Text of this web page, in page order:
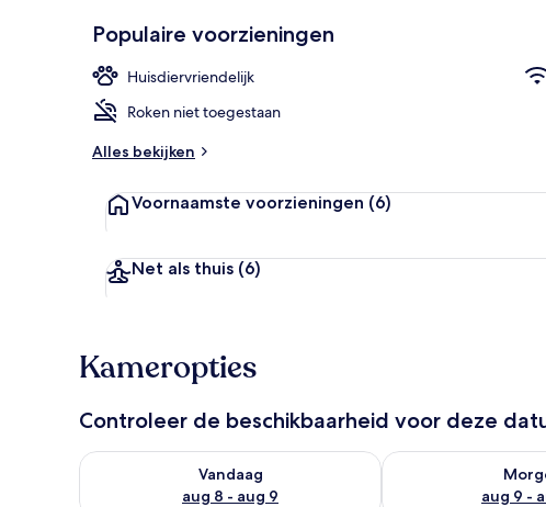
Dagelijks
Populaire voorzieningen
Huisdiervriendelijk
Roken niet toegestaan
Alles bekijken
Voornaamste voorzieningen (6)
Net als thuis (6)
Kameropties
Controleer de beschikbaarheid voor deze
Vandaag
aug 8 - aug 9
De beschikbaarheid controleren voor vanavond aug 8 - aug
aug 9 -
De beschikbaarheid